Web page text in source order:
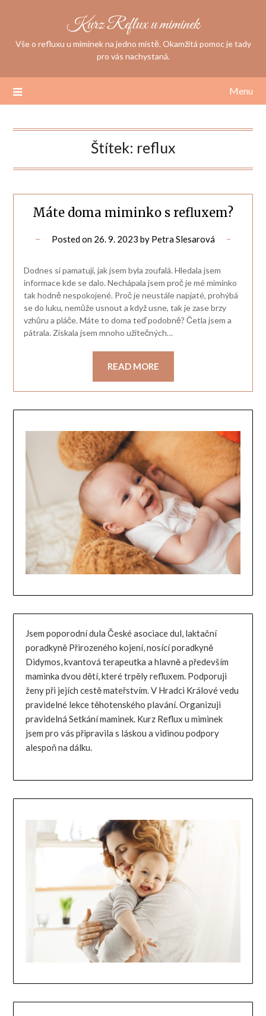
Kurz Reflux u miminek
Vše o refluxu u miminek na jedno místě. Okamžitá pomoc je tady
pro vás nachystaná.
Menu
Štítek: reflux
Máte doma miminko s refluxem?
Posted on 26. 9. 2023 by Petra Slesarová
Dodnes si pamatuji, jak jsem byla zoufalá. Hledala jsem
informace kde se dalo. Nechápala jsem proč je mé miminko
tak hodně nespokojené. Proč je neustále napjaté, prohýbá
se do luku, nemůže usnout a když usne, tak je zase brzy
vzhůru a pláče. Máte to doma teď podobně? Četla jsem a
pátrala. Získala jsem mnoho užitečných…
READ MORE
Jsem poporodní dula České asociace dul, laktační
poradkyně Přirozeného kojení, nosící poradkyně
Didymos, kvantová terapeutka a hlavně a především
maminka dvou dětí, které trpěly refluxem. Podporuji
ženy při jejích cestě mateřstvím. V Hradci Králové vedu
pravidelné lekce těhotenského plavání. Organizuji
pravidelná Setkání maminek. Kurz Reflux u miminek
jsem pro vás připravila s láskou a vidinou podpory
alespoň na dálku.